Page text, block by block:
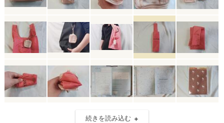
続きを読み込む